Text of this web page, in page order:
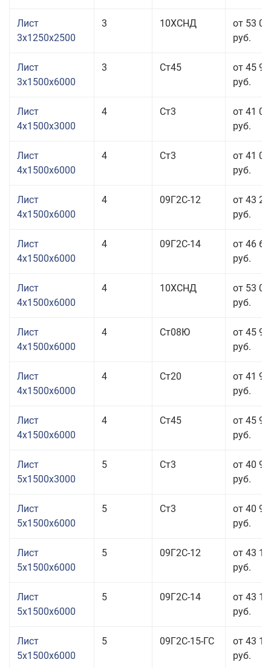
Лист
3x1250x2500
3 10ХСНД
от 53
руб.
Лист
3x1500x6000
3 Ст45
от 45
руб.
Лист
4x1500x3000
4 Ст3
от 41
руб.
Лист
4x1500x6000
4 Ст3
от 41
руб.
Лист
4x1500x6000
4 09Г2С-12
от 43
руб.
Лист
4x1500x6000
4 09Г2С-14
от 46
руб.
Лист
4x1500x6000
4 10ХСНД
от 53
руб.
Лист
4x1500x6000
4 Ст08Ю
от 45
руб.
Лист
4x1500x6000
4 Ст20
от 41
руб.
Лист
4x1500x6000
4 Ст45
от 45
руб.
Лист
5x1500x3000
5 Ст3
от 40
руб.
Лист
5x1500x6000
5 Ст3
от 40
руб.
Лист
5x1500x6000
5 09Г2С-12
от 43
руб.
Лист
5x1500x6000
5 09Г2С-14
от 43
руб.
Лист
5x1500x6000
5 09Г2С-15-ГС
от 43
руб.